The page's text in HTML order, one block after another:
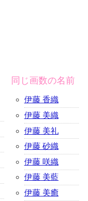
同じ画数の名前
伊藤 香織
伊藤 美織
伊藤 美礼
伊藤 砂織
伊藤 咲織
伊藤 美藍
伊藤 美癒